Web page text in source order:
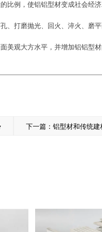
比例，使铝铝型材变成社会经
、打磨抛光、回火、淬火、磨
美观大方水平，并增加铝铝型
下一篇：铝型材和传统建